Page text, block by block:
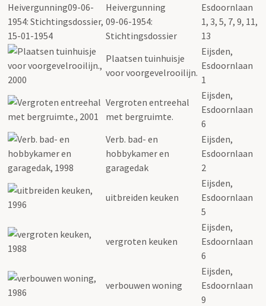
Heivergunning
09-06-1954:
Stichtingsdossier
Esdoornlaan
1, 3, 5, 7, 9, 11,
13
Plaatsen tuinhuisje
voor voorgevelrooilijn.
Eijsden,
Esdoornlaan
1
Vergroten entreehal
met bergruimte.
Eijsden,
Esdoornlaan
6
Verb. bad- en
hobbykamer en
garagedak
Eijsden,
Esdoornlaan
2
uitbreiden keuken
Eijsden,
Esdoornlaan
5
vergroten keuken
Eijsden,
Esdoornlaan
6
verbouwen woning
Eijsden,
Esdoornlaan
9